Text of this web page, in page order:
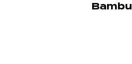
Bambu